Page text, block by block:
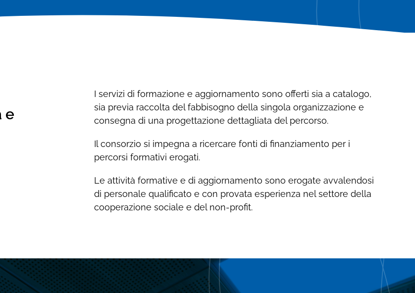
Coesi
professionale
Richiedi informazioni sui servizi di CSA
e
I servizi di formazione e aggiornamento sono offerti sia a catalogo,
sia previa raccolta del fabbisogno della singola organizzazione e
consegna di una progettazione dettagliata del percorso.
Il consorzio si impegna a ricercare fonti di finanziamento per i
percorsi formativi erogati.
Le attività formative e di aggiornamento sono erogate avvalendosi
di personale qualificato e con provata esperienza nel settore della
cooperazione sociale e del non-profit.